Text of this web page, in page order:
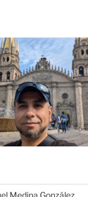
Medina González